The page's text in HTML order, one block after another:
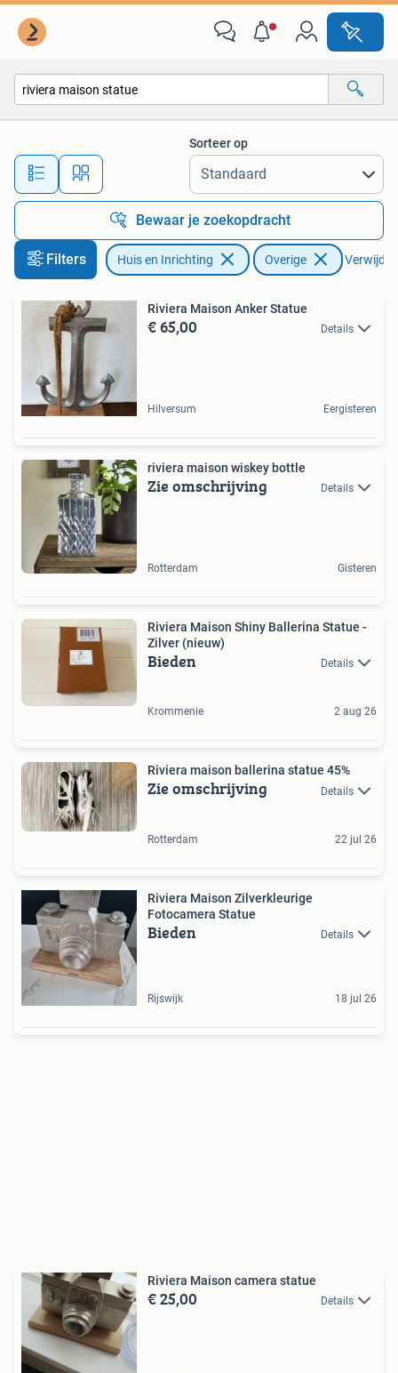
Alle afstanden…
Sorteer op
Bewaar je zoekopdracht
Filters Huis en Inrichting Overige
Riviera Maison Anker Statue
€ 65,00 Details
Hilversum Eergisteren
riviera maison wiskey bottle
Zie omschrijving Details
Rotterdam Gisteren
Riviera Maison Shiny Ballerina Statue -
Zilver (nieuw)
Bieden Details
Krommenie 2 aug 26
Riviera maison ballerina statue 45%
Zie omschrijving Details
Rotterdam 22 jul 26
Riviera Maison Zilverkleurige
Fotocamera Statue
Bieden Details
Rijswijk 18 jul 26
Riviera Maison camera statue
€ 25,00 Details